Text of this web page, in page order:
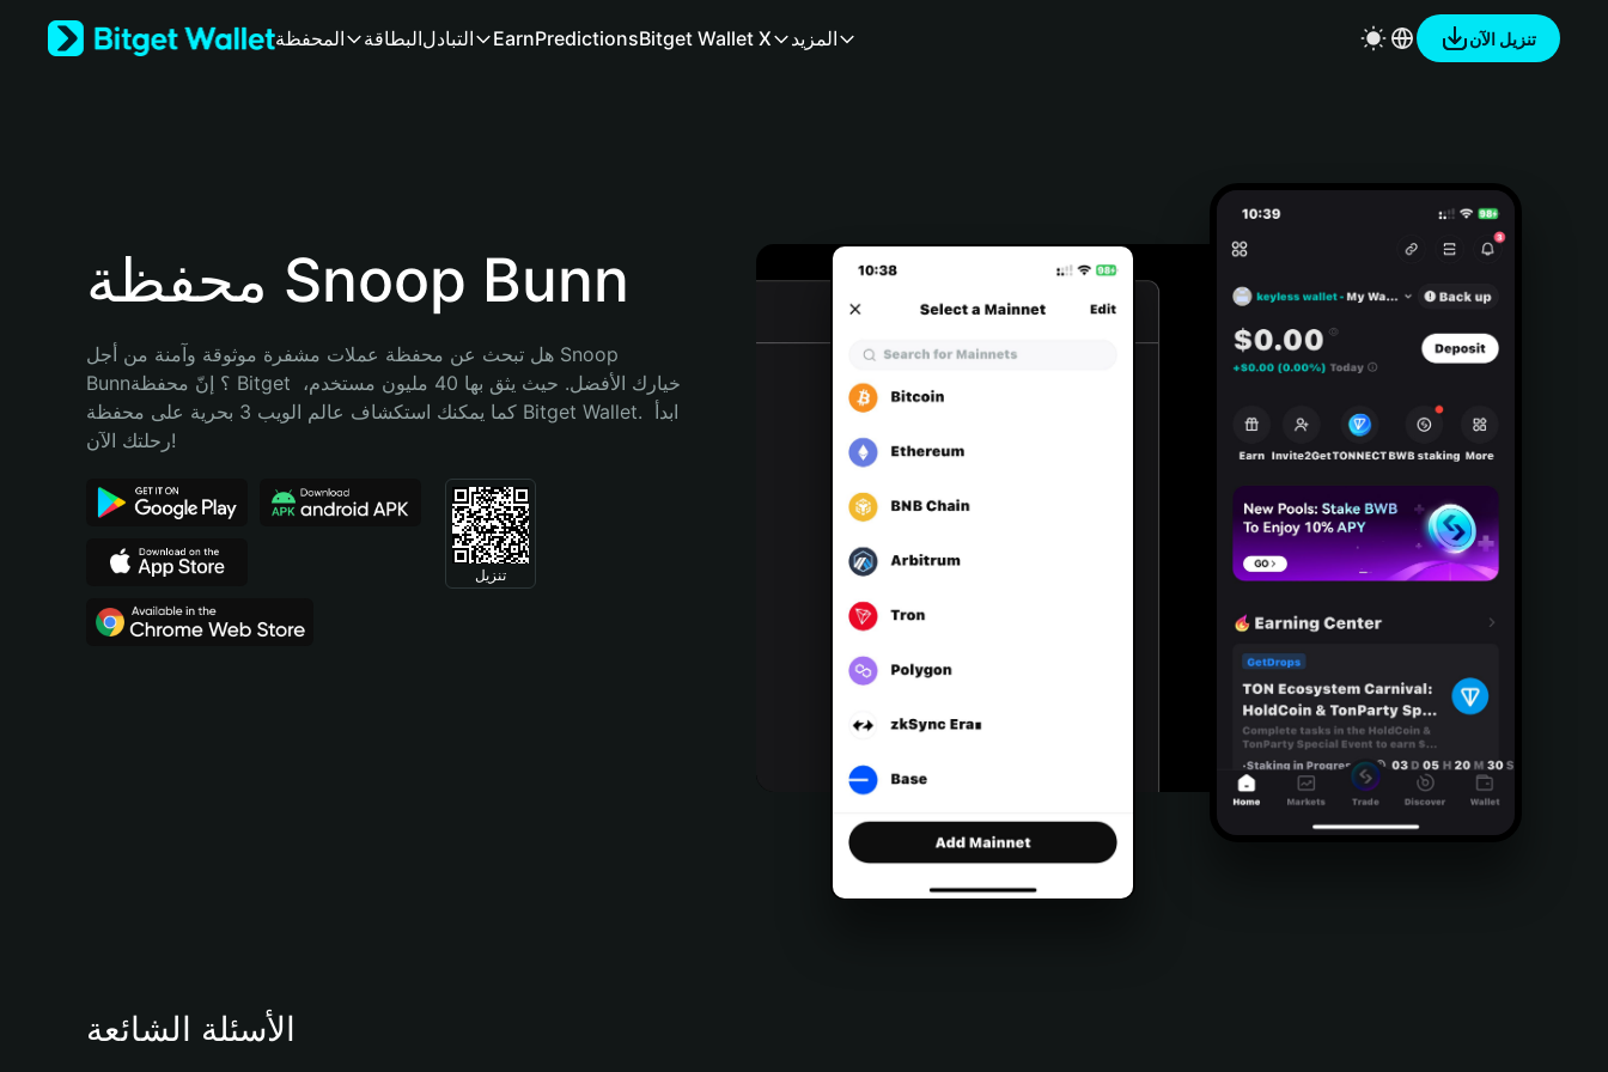
Bahasa Indonesia
Português (Brasil)
المحفظة البطاقةالتبادل EarnPredictionsBitget Wallet X المزيد تنزيل الآن
محفظة Snoop Bunn
هل تبحث عن محفظة عملات مشفرة موثوقة وآمنة من أجل Snoop
Bunn؟ إنّ محفظة Bitget خيارك الأفضل. حيث يثق بها 40 مليون مستخدم،
كما يمكنك استكشاف عالم الويب 3 بحرية على محفظة Bitget Wallet. ابدأ
رحلتك الآن!
تنزيل
الأسئلة الشائعة